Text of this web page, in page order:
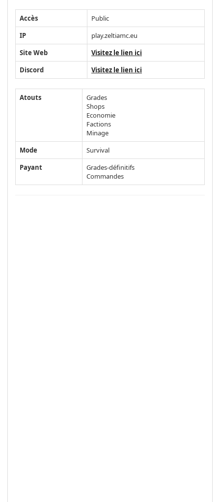
Accès
Public
IP
play.zeltiamc.eu
Site Web
Visitez le lien ici
Discord
Visitez le lien ici
Atouts
Grades
Shops
Economie
Factions
Minage
Mode
Survival
Payant
Grades-définitifs
Commandes